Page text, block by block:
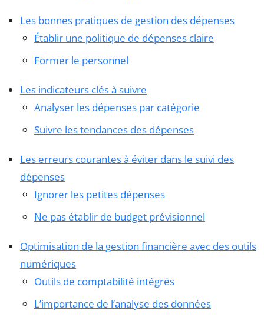
Les bonnes pratiques de gestion des dépenses
Établir une politique de dépenses claire
Former le personnel
Les indicateurs clés à suivre
Analyser les dépenses par catégorie
Suivre les tendances des dépenses
Les erreurs courantes à éviter dans le suivi des
dépenses
Ignorer les petites dépenses
Ne pas établir de budget prévisionnel
Optimisation de la gestion financière avec des outils
numériques
Outils de comptabilité intégrés
L’importance de l’analyse des données